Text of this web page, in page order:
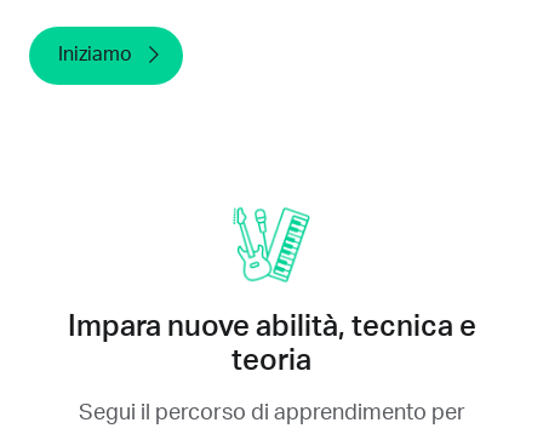
Iniziamo
Impara nuove abilità, tecnica e
teoria
Segui il percorso di apprendimento per